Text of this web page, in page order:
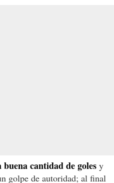
cantidad de goles y
golpe de autoridad; al final